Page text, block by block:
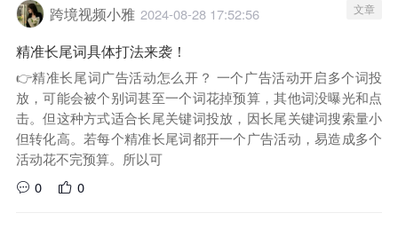
跨境视频小雅 2024-08-28 17:52:56 文章
精准长尾词具体打法来袭！
👉精准长尾词广告活动怎么开？ 一个广告活动开启多个词投
放，可能会被个别词甚至一个词花掉预算，其他词没曝光和点
击。但这种方式适合长尾关键词投放，因长尾关键词搜索量小
但转化高。若每个精准长尾词都开一个广告活动，易造成多个
活动花不完预算。所以可
0
0